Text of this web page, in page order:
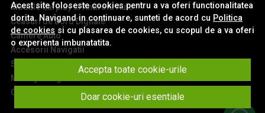
Acest site foloseste cookies pentru a va oferi functionalitatea
dorita. Navigand in continuare, sunteti de acord cu Politica
de cookies si cu plasarea de cookies, cu scopul de a va oferi
o experienta imbunatatita.
Accepta toate cookie-urile
Doar cookie-uri esentiale
Module Carplay si Android Auto
Ceasuri de Bord Digitale
Camere Auto
Accesorii Navigatii
Sisteme Audio
Montaj Navigatii
Contact